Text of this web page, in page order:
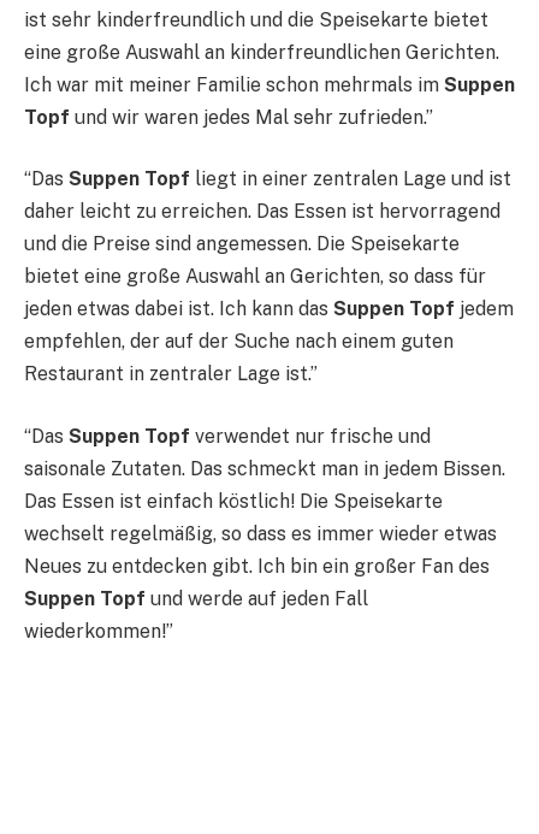
ist sehr kinderfreundlich und die Speisekarte bietet
eine große Auswahl an kinderfreundlichen Gerichten.
Ich war mit meiner Familie schon mehrmals im Suppen
Topf und wir waren jedes Mal sehr zufrieden.”
“Das Suppen Topf liegt in einer zentralen Lage und ist
daher leicht zu erreichen. Das Essen ist hervorragend
und die Preise sind angemessen. Die Speisekarte
bietet eine große Auswahl an Gerichten, so dass für
jeden etwas dabei ist. Ich kann das Suppen Topf jedem
empfehlen, der auf der Suche nach einem guten
Restaurant in zentraler Lage ist.”
“Das Suppen Topf verwendet nur frische und
saisonale Zutaten. Das schmeckt man in jedem Bissen.
Das Essen ist einfach köstlich! Die Speisekarte
wechselt regelmäßig, so dass es immer wieder etwas
Neues zu entdecken gibt. Ich bin ein großer Fan des
Suppen Topf und werde auf jeden Fall
wiederkommen!”